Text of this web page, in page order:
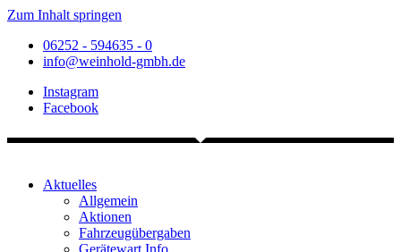
Zum Inhalt springen
06252 - 594635 - 0
info@weinhold-gmbh.de
Instagram
Facebook
Aktuelles
Allgemein
Aktionen
Fahrzeugübergaben
Gerätewart Info